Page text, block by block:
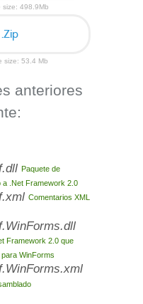
size: 498.9Mb
size: 53.4 Mb
anteriores
Paquete de
a .Net Framework 2.0
Comentarios XML
Framework 2.0 que
WinForms